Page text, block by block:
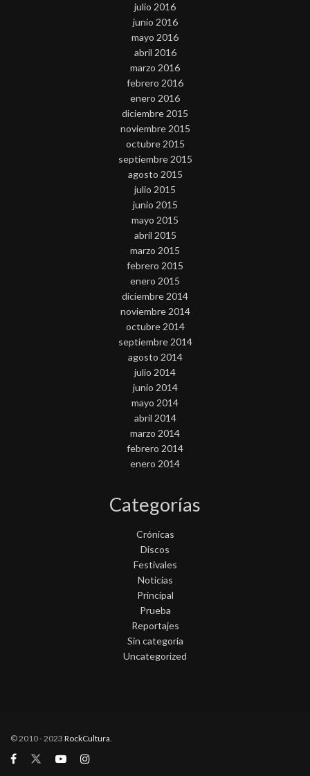
julio 2016
junio 2016
mayo 2016
abril 2016
marzo 2016
febrero 2016
enero 2016
diciembre 2015
noviembre 2015
octubre 2015
septiembre 2015
agosto 2015
julio 2015
junio 2015
mayo 2015
abril 2015
marzo 2015
febrero 2015
enero 2015
diciembre 2014
noviembre 2014
octubre 2014
septiembre 2014
agosto 2014
julio 2014
junio 2014
mayo 2014
abril 2014
marzo 2014
febrero 2014
enero 2014
Categorías
Crónicas
Discos
Festivales
Noticias
Principal
Prueba
Reportajes
Sin categoría
Uncategorized
© 2010 - 2023 RockCultura.